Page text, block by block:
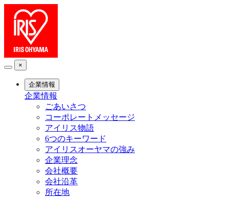
×
企業情報
企業情報
ごあいさつ
コーポレートメッセージ
アイリス物語
6つのキーワード
アイリスオーヤマの強み
企業理念
会社概要
会社沿革
所在地